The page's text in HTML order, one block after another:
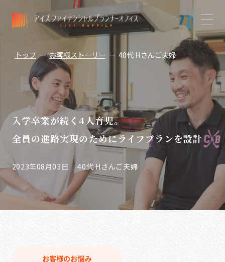
トップ ー お客様ストーリー ー 40代 Hさんご夫婦
入学卒業が続く4人育児。
全員の進路実現のためにライフプランを設計
2023年08月03日40代 Hさんご夫婦
お客様のお悩み